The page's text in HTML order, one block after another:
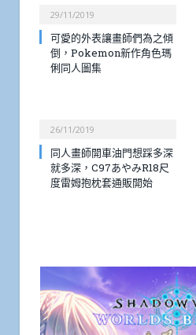
29/11/2019
可愛的外表讓畫師們為之傾
倒，Pokemon新作角色瑪
俐同人圖集
26/11/2019
同人畫師開車油門想踩多深
就多深，C97あやみR18尺
度雷姆抱枕套通販開始